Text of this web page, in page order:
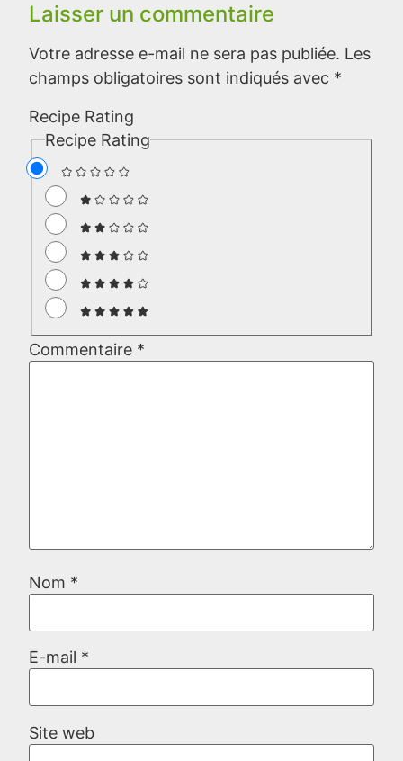
Laisser un commentaire
Votre adresse e-mail ne sera pas publiée. Les
champs obligatoires sont indiqués avec *
Recipe Rating
Recipe Rating
Commentaire *
Nom *
E-mail *
Site web